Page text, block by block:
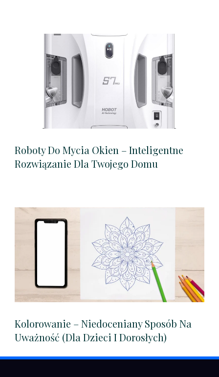
Roboty Do Mycia Okien – Inteligentne
Rozwiązanie Dla Twojego Domu
Kolorowanie – Niedoceniany Sposób Na
Uważność (dla Dzieci I Dorosłych)